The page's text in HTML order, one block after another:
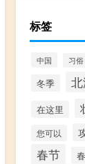
标签
中国 习俗
冬季
在这里
您可以
春节